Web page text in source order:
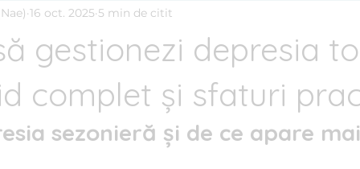
Copii & Adolescenți
Furiei Mindfulness Motivație
Psihologie Organizațională Psiho-oncologie
gestionezi depresia
complet și sfaturi
16 oct. 2025 5 min de citit
sezonieră și de ce apare